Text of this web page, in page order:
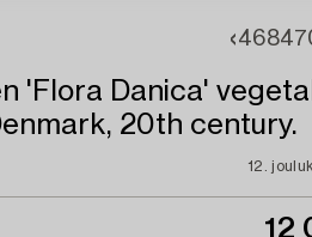
468
'Flora Danica'
20th century.
12.
12